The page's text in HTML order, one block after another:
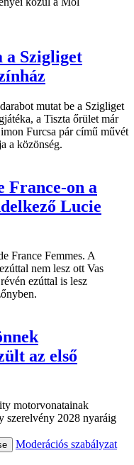
Szigliget
mutat be a Szigliget
a Tiszta őrület már
Furcsa pár című művét
a közönség.
France-on a
Lucie
France Femmes. A
nem lesz ott Vas
ezúttal is lesz
az első
motorvonatainak
szerelvény 2028 nyaráig
Moderációs szabályzat